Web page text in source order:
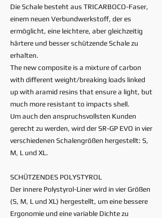
Die Schale besteht aus TRICARBOCO-Faser,
einem neuen Verbundwerkstoff, der es
ermöglicht, eine leichtere, aber gleichzeitig
härtere und besser schützende Schale zu
erhalten.
The new composite is a mixture of carbon
with different weight/breaking loads linked
up with aramid resins that ensure a light, but
much more resistant to impacts shell.
Um auch den anspruchsvollsten Kunden
gerecht zu werden, wird der SR-GP EVO in vier
verschiedenen Schalengrößen hergestellt: S,
M, L und XL.
SCHÜTZENDES POLYSTYROL
Der innere Polystyrol-Liner wird in vier Größen
(S, M, L und XL) hergestellt, um eine bessere
Ergonomie und eine variable Dichte zu